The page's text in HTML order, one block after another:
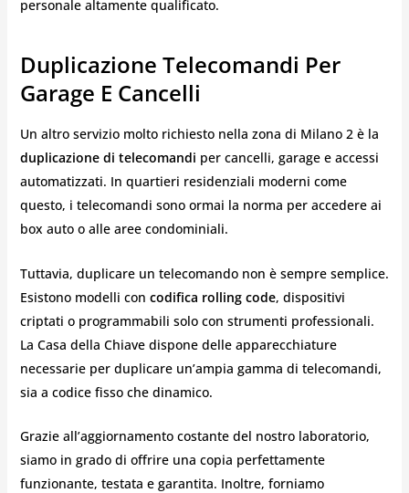
personale altamente qualificato.
Duplicazione Telecomandi Per
Garage E Cancelli
Un altro servizio molto richiesto nella zona di Milano 2 è la
duplicazione di telecomandi per cancelli, garage e accessi
automatizzati. In quartieri residenziali moderni come
questo, i telecomandi sono ormai la norma per accedere ai
box auto o alle aree condominiali.
Tuttavia, duplicare un telecomando non è sempre semplice.
Esistono modelli con codifica rolling code, dispositivi
criptati o programmabili solo con strumenti professionali.
La Casa della Chiave dispone delle apparecchiature
necessarie per duplicare un’ampia gamma di telecomandi,
sia a codice fisso che dinamico.
Grazie all’aggiornamento costante del nostro laboratorio,
siamo in grado di offrire una copia perfettamente
funzionante, testata e garantita. Inoltre, forniamo